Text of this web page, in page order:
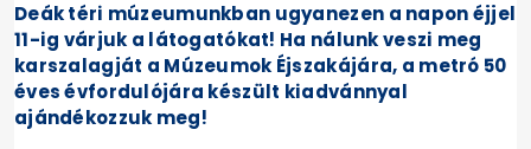
Deák téri múzeumunkban ugyanezen a napon éjjel
11-ig várjuk a látogatókat! Ha nálunk veszi meg
karszalagját a Múzeumok Éjszakájára, a metró 50
éves évfordulójára készült kiadvánnyal
ajándékozzuk meg!